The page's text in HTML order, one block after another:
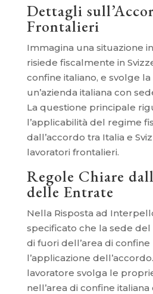
Dettagli
Frontalieri
Immagina una situazione
risiede fiscalmente in
confine italiano, e svolge
un’azienda italiana con
La questione principale
l’applicabilità del regime
dall’accordo tra Italia e
lavoratori frontalieri.
Regole Chiare
delle Entrate
Nella Risposta ad
specificato che la sede
di fuori dell’area di
l’applicazione
lavoratore svolga le
nell’area di confine